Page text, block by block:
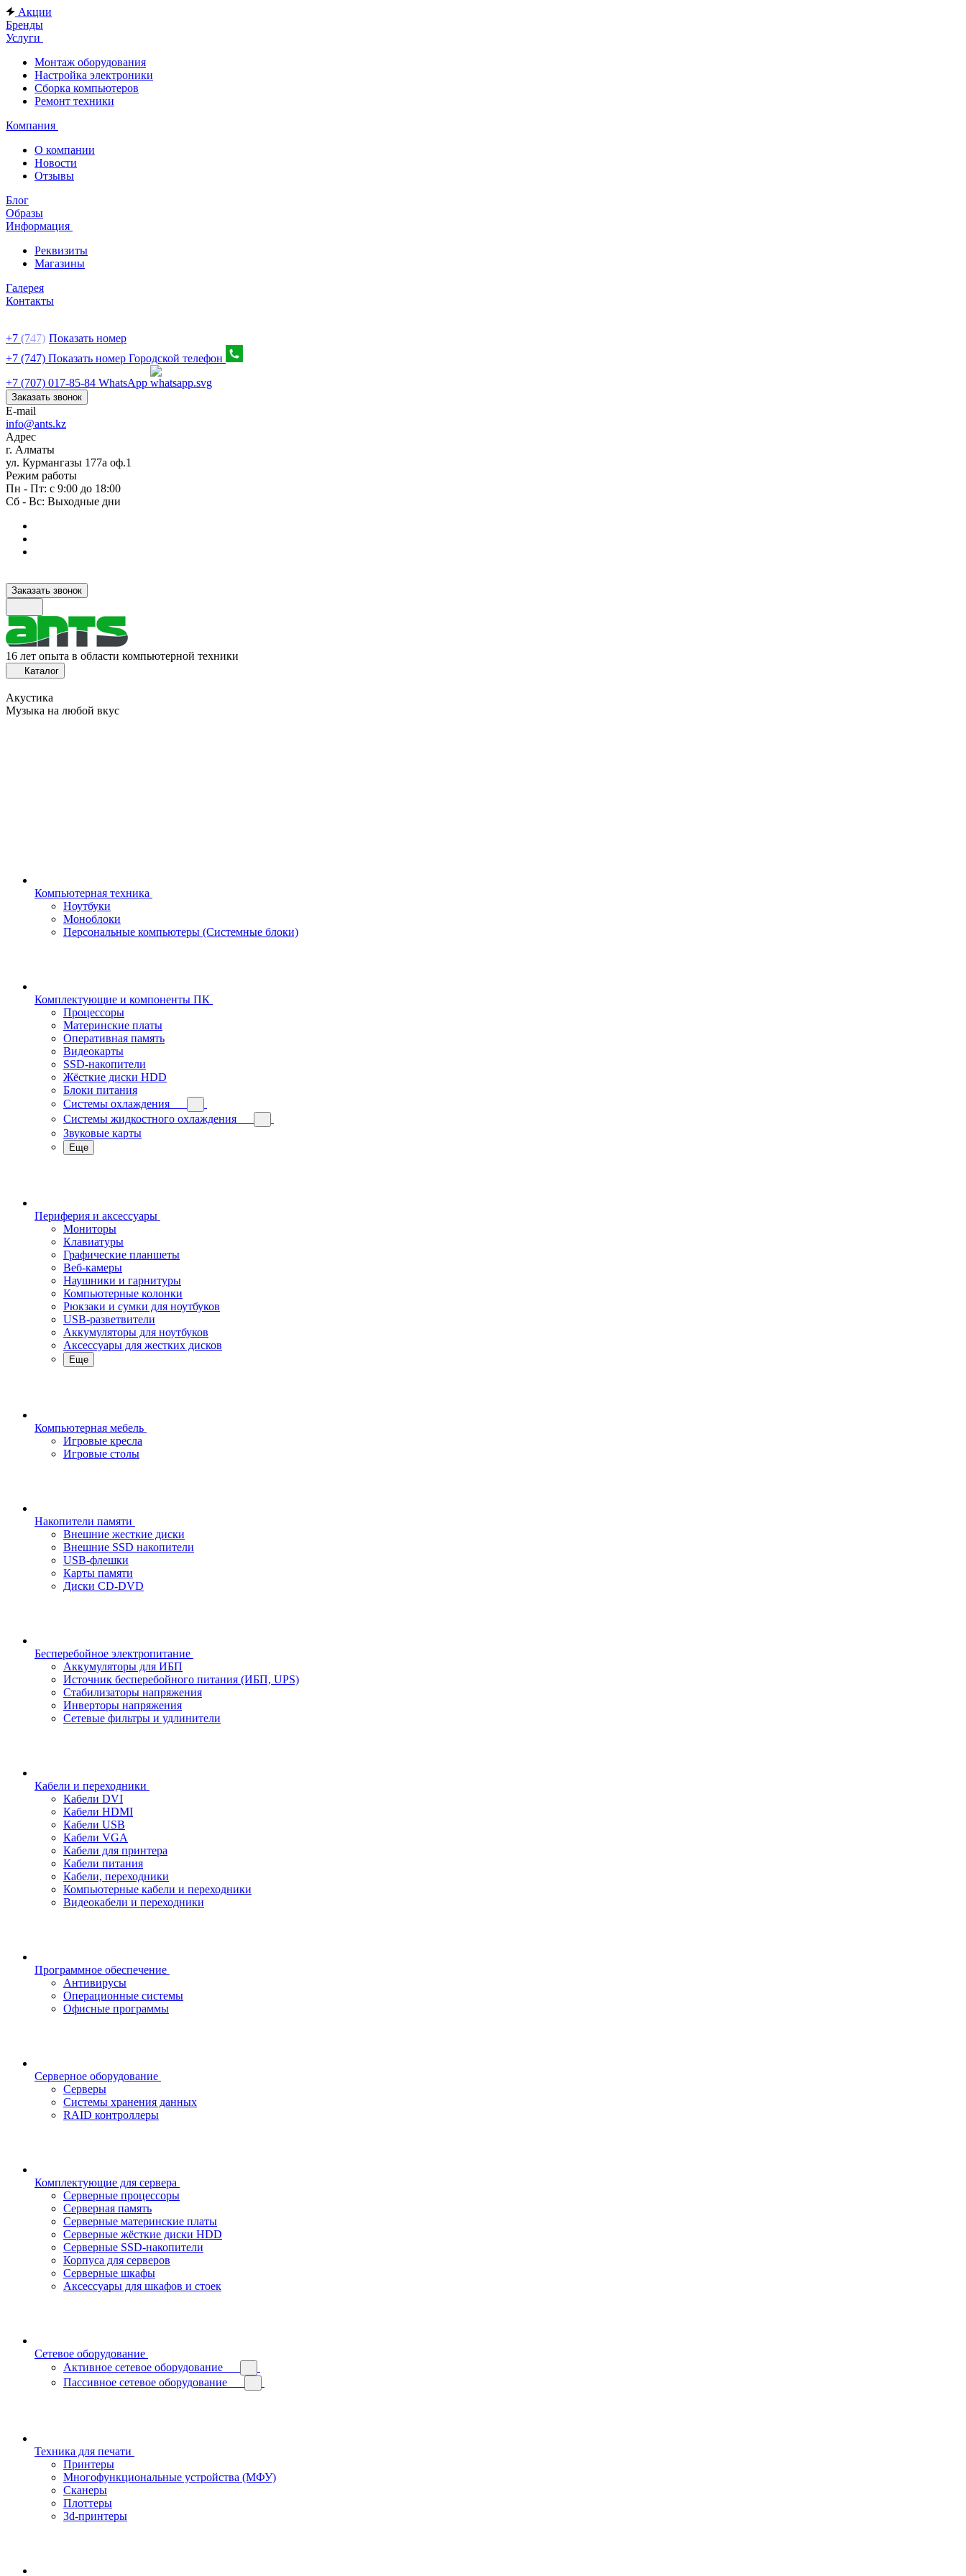
Акции
Бренды
Услуги
Монтаж оборудования
Настройка электроники
Сборка компьютеров
Ремонт техники
Компания
О компании
Новости
Отзывы
Блог
Образы
Информация
Реквизиты
Магазины
Галерея
Контакты
+7 (747) Показать номер
+7 (747) Показать номер Городской телефон
+7 (707) 017-85-84 WhatsApp
Заказать звонок
E-mail
info@ants.kz
Адрес
г. Алматы
ул. Курмангазы 177а оф.1
Режим работы
Пн - Пт: с 9:00 до 18:00
Сб - Вс: Выходные дни
Заказать звонок
16 лет опыта в области компьютерной техники
Каталог
Акустика
Музыка на любой вкус
Компьютерная техника
Ноутбуки
Моноблоки
Персональные компьютеры (Системные блоки)
Комплектующие и компоненты ПК
Процессоры
Материнские платы
Оперативная память
Видеокарты
SSD-накопители
Жёсткие диски HDD
Блоки питания
Системы охлаждения
Системы жидкостного охлаждения
Звуковые карты
Еще
Периферия и аксессуары
Мониторы
Клавиатуры
Графические планшеты
Веб-камеры
Наушники и гарнитуры
Компьютерные колонки
Рюкзаки и сумки для ноутбуков
USB-разветвители
Аккумуляторы для ноутбуков
Аксессуары для жестких дисков
Еще
Компьютерная мебель
Игровые кресла
Игровые столы
Накопители памяти
Внешние жесткие диски
Внешние SSD накопители
USB-флешки
Карты памяти
Диски CD-DVD
Бесперебойное электропитание
Аккумуляторы для ИБП
Источник бесперебойного питания (ИБП, UPS)
Стабилизаторы напряжения
Инверторы напряжения
Сетевые фильтры и удлинители
Кабели и переходники
Кабели DVI
Кабели HDMI
Кабели USB
Кабели VGA
Кабели для принтера
Кабели питания
Кабели, переходники
Компьютерные кабели и переходники
Видеокабели и переходники
Программное обеспечение
Антивирусы
Операционные системы
Офисные программы
Серверное оборудование
Серверы
Системы хранения данных
RAID контроллеры
Комплектующие для сервера
Серверные процессоры
Серверная память
Серверные материнские платы
Серверные жёсткие диски HDD
Серверные SSD-накопители
Корпуса для серверов
Серверные шкафы
Аксессуары для шкафов и стоек
Сетевое оборудование
Активное сетевое оборудование
Пассивное сетевое оборудование
Техника для печати
Принтеры
Многофункциональные устройства (МФУ)
Сканеры
Плоттеры
3d-принтеры